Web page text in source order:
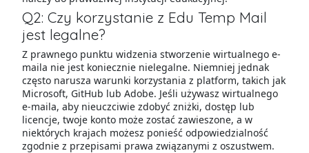
Q2: Czy korzystanie z Edu Temp Mail
jest legalne?
Z prawnego punktu widzenia stworzenie wirtualnego e-
maila nie jest koniecznie nielegalne. Niemniej jednak
często narusza warunki korzystania z platform, takich jak
Microsoft, GitHub lub Adobe. Jeśli używasz wirtualnego
e-maila, aby nieuczciwie zdobyć zniżki, dostęp lub
licencje, twoje konto może zostać zawieszone, a w
niektórych krajach możesz ponieść odpowiedzialność
zgodnie z przepisami prawa związanymi z oszustwem.